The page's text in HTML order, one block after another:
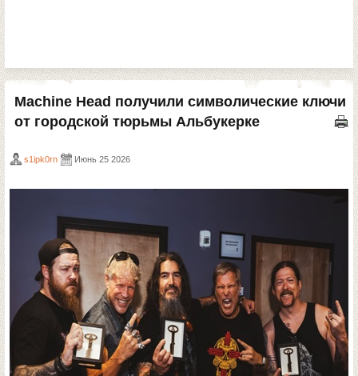
Machine Head получили символические ключи
от городской тюрьмы Альбукерке
s1ipk0rn Июнь 25 2026